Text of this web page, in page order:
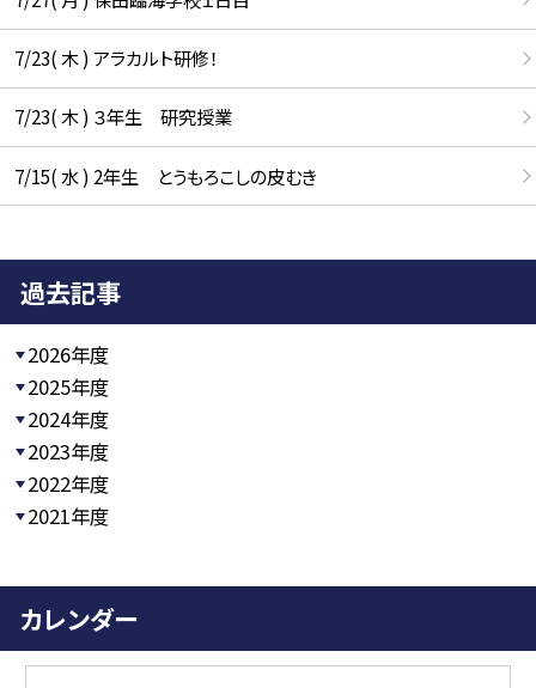
7/23( 木 ) アラカルト研修！
7/23( 木 ) ３年生 研究授業
7/15( 水 ) 2年生 とうもろこしの皮むき
過去記事
2026年度
2025年度
2024年度
2023年度
2022年度
2021年度
カレンダー